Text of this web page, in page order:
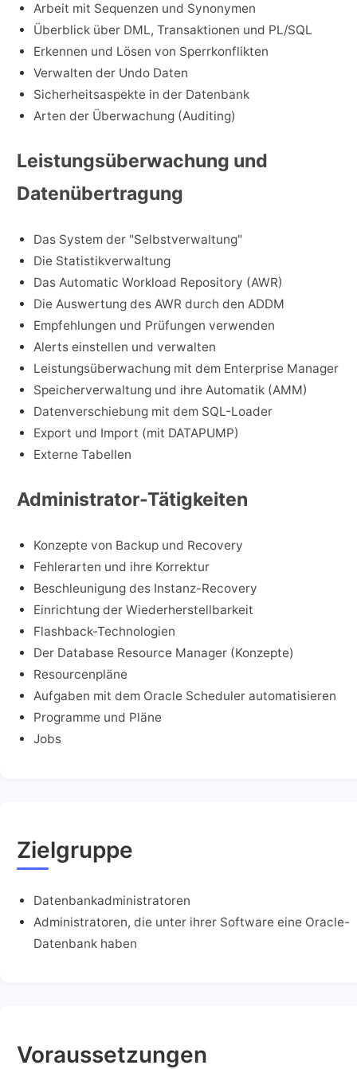
Arbeit mit Sequenzen und Synonymen
Überblick über DML, Transaktionen und PL/SQL
Erkennen und Lösen von Sperrkonflikten
Verwalten der Undo Daten
Sicherheitsaspekte in der Datenbank
Arten der Überwachung (Auditing)
Leistungsüberwachung und
Datenübertragung
Das System der "Selbstverwaltung"
Die Statistikverwaltung
Das Automatic Workload Repository (AWR)
Die Auswertung des AWR durch den ADDM
Empfehlungen und Prüfungen verwenden
Alerts einstellen und verwalten
Leistungsüberwachung mit dem Enterprise Manager
Speicherverwaltung und ihre Automatik (AMM)
Datenverschiebung mit dem SQL-Loader
Export und Import (mit DATAPUMP)
Externe Tabellen
Administrator-Tätigkeiten
Konzepte von Backup und Recovery
Fehlerarten und ihre Korrektur
Beschleunigung des Instanz-Recovery
Einrichtung der Wiederherstellbarkeit
Flashback-Technologien
Der Database Resource Manager (Konzepte)
Resourcenpläne
Aufgaben mit dem Oracle Scheduler automatisieren
Programme und Pläne
Jobs
Zielgruppe
Datenbankadministratoren
Administratoren, die unter ihrer Software eine Oracle-
Datenbank haben
Voraussetzungen